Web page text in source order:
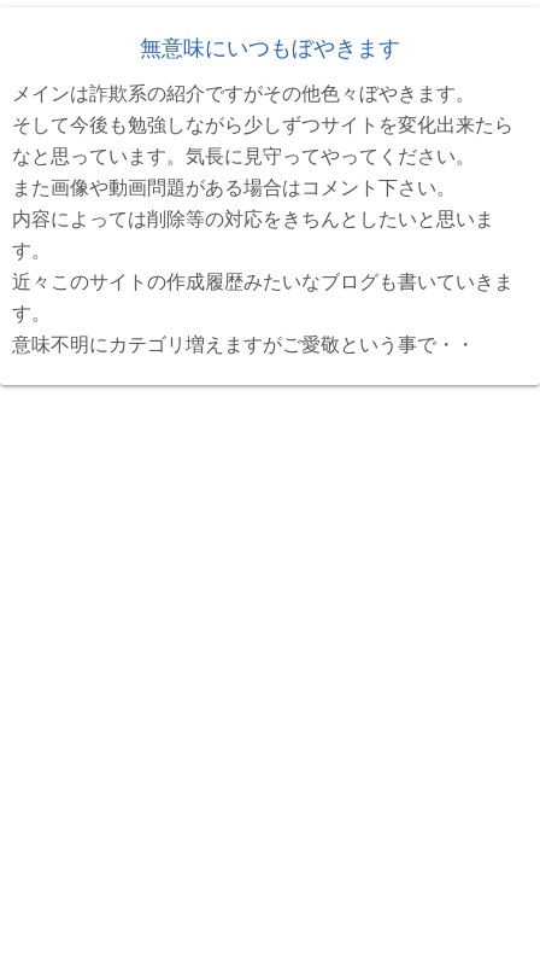
無意味にいつもぼやきます
メインは詐欺系の紹介ですがその他色々ぼやきます。
そして今後も勉強しながら少しずつサイトを変化出来たら
なと思っています。気長に見守ってやってください。
また画像や動画問題がある場合はコメント下さい。
内容によっては削除等の対応をきちんとしたいと思いま
す。
近々このサイトの作成履歴みたいなブログも書いていきま
す。
意味不明にカテゴリ増えますがご愛敬という事で・・